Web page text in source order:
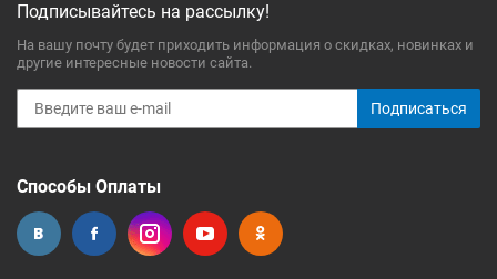
Подписывайтесь на рассылку!
На вашу почту будет приходить информация о скидках, новинках и
другие интересные новости сайта.
Подписаться
Способы Оплаты